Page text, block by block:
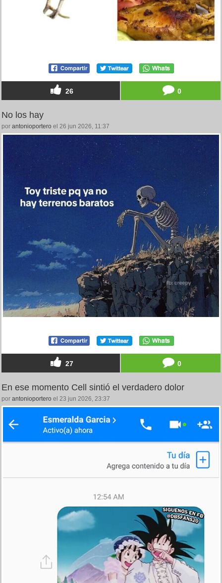
26 0
No los hay
por antonioportero el 26 jun 2026, 11:37
27 0
En ese momento Cell sintió el verdadero dolor
por antonioportero el 23 jun 2026, 23:37